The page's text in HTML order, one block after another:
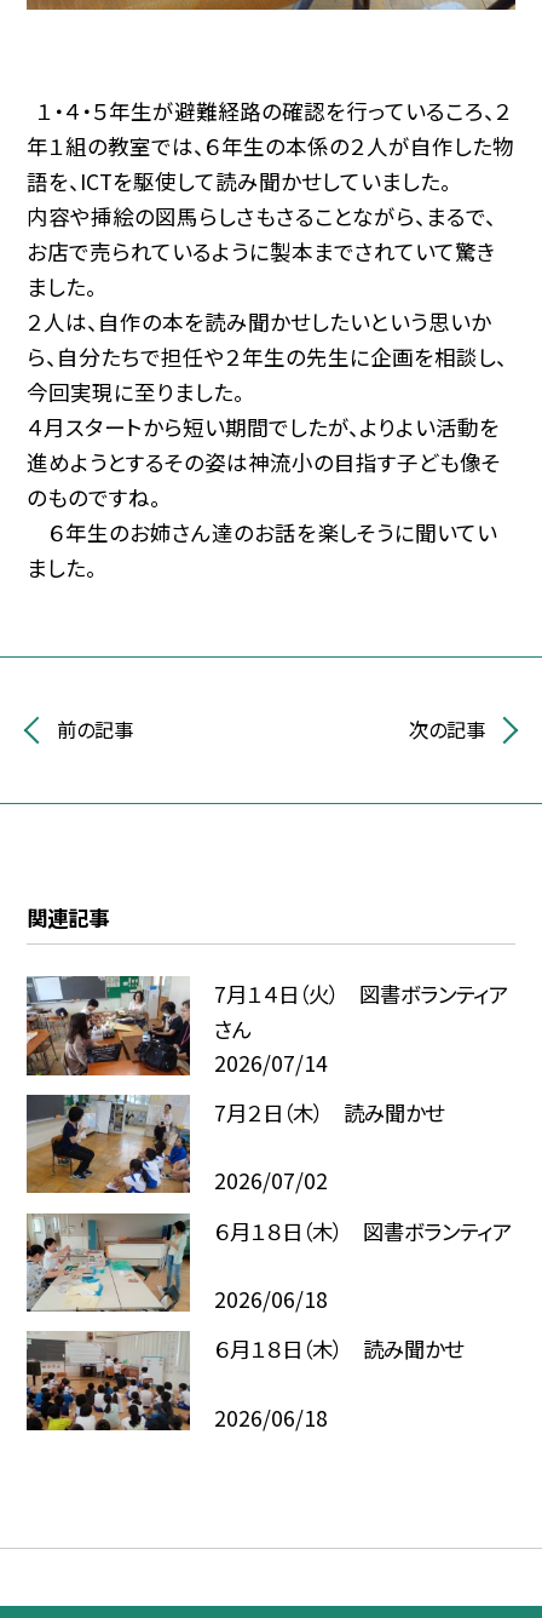
１・４・５年生が避難経路の確認を行っているころ、２
年１組の教室では、６年生の本係の２人が自作した物
語を、ICTを駆使して読み聞かせしていました。
内容や挿絵の図馬らしさもさることながら、まるで、
お店で売られているように製本までされていて驚き
ました。
２人は、自作の本を読み聞かせしたいという思いか
ら、自分たちで担任や２年生の先生に企画を相談し、
今回実現に至りました。
４月スタートから短い期間でしたが、よりよい活動を
進めようとするその姿は神流小の目指す子ども像そ
のものですね。
６年生のお姉さん達のお話を楽しそうに聞いてい
ました。
前の記事 次の記事
関連記事
7月１４日（火） 図書ボランティア
さん
2026/07/14
7月２日（木） 読み聞かせ
2026/07/02
６月１８日（木） 図書ボランティア
2026/06/18
６月１８日（木） 読み聞かせ
2026/06/18